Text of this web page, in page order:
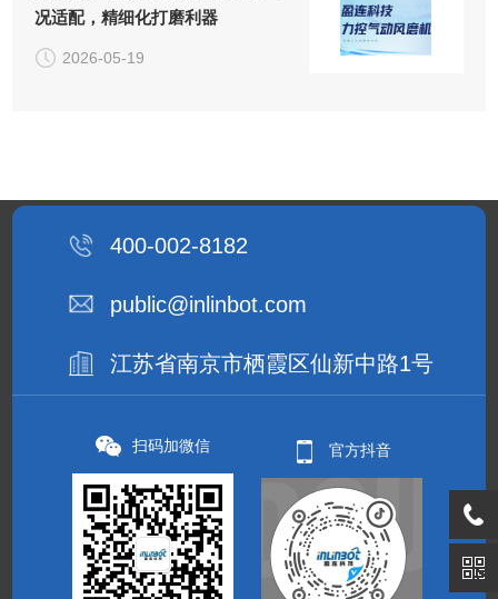
况适配，精细化打磨利器
2026-05-19
400-002-8182
public@inlinbot.com
江苏省南京市栖霞区仙新中路1号
扫码加微信 官方抖音